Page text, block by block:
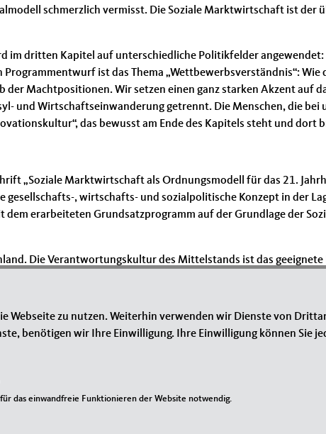
schmerzlich vermisst. Die Soziale Marktwirtschaft ist der
im dritten Kapitel auf unterschiedliche Politikfelder angewendet:
ist das Thema „Wettbewerbsverständnis“:
Machtpositionen. Wir setzen einen ganz starken Akzent auf
und Wirtschaftseinwanderung getrennt. Die Menschen, die
das bewusst am Ende des Kapitels steht und dort
„Soziale Marktwirtschaft als Ordnungsmodell für das 21.
gesellschafts-, wirtschafts- und sozialpolitische Konzept in der
erarbeiteten Grundsatzprogramm auf der Grundlage der
Die Verantwortungskultur des Mittelstands ist das geeignete
Webseite zu nutzen. Weiterhin verwenden wir Dienste von
benötigen wir Ihre Einwilligung. Ihre Einwilligung können Sie
das einwandfreie Funktionieren der Website notwendig.